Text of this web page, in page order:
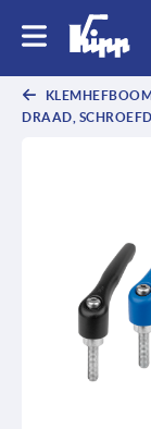
DRAAD,